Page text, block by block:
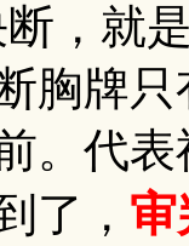
就是
胸牌
。代
了，